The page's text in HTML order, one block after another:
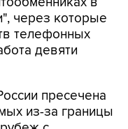
через которые
телефонных
девяти
пресечена
из-за границы